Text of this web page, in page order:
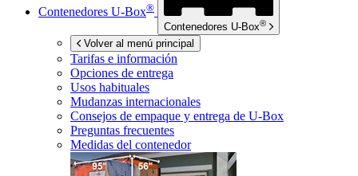
Contenedores U-Box®
Contenedores U-Box®
Volver al menú principal
Tarifas e información
Opciones de entrega
Usos habituales
Mudanzas internacionales
Consejos de empaque y entrega de U-Box
Preguntas frecuentes
Medidas del contenedor